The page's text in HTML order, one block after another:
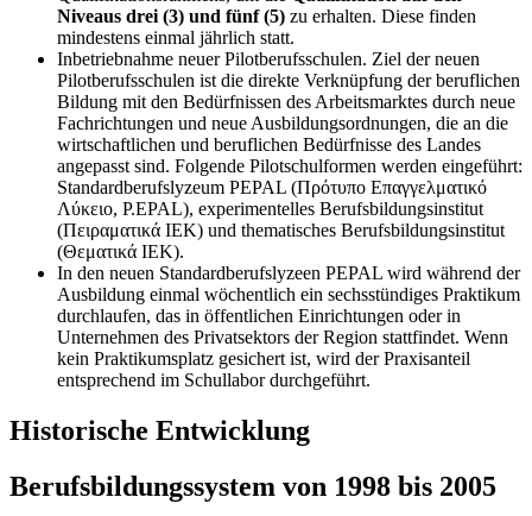
Niveaus drei (3) und fünf (5) zu erhalten. Diese finden
mindestens einmal jährlich statt.
Inbetriebnahme neuer Pilotberufsschulen. Ziel der neuen
Pilotberufsschulen ist die direkte Verknüpfung der beruflichen
Bildung mit den Bedürfnissen des Arbeitsmarktes durch neue
Fachrichtungen und neue Ausbildungsordnungen, die an die
wirtschaftlichen und beruflichen Bedürfnisse des Landes
angepasst sind. Folgende Pilotschulformen werden eingeführt:
Standardberufslyzeum PEPAL (Πρότυπο Επαγγελματικό
Λύκειο, P.EPAL), experimentelles Berufsbildungsinstitut
(Πειραματικά ΙΕΚ) und thematisches Berufsbildungsinstitut
(Θεματικά ΙΕΚ).
In den neuen Standardberufslyzeen PEPAL wird während der
Ausbildung einmal wöchentlich ein sechsstündiges Praktikum
durchlaufen, das in öffentlichen Einrichtungen oder in
Unternehmen des Privatsektors der Region stattfindet. Wenn
kein Praktikumsplatz gesichert ist, wird der Praxisanteil
entsprechend im Schullabor durchgeführt.
Historische Entwicklung
Berufsbildungssystem von 1998 bis 2005